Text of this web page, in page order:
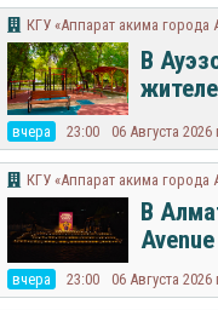
КГУ «Аппарат акима города
В
вчера 23:00 06 Августа 2026
КГУ «Аппарат акима города
В
вчера 23:00 06 Августа 2026